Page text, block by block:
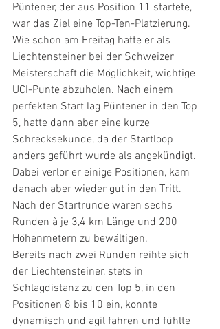
Püntener, der aus Position 11 startete,
war das Ziel eine Top-Ten-Platzierung.
Wie schon am Freitag hatte er als
Liechtensteiner bei der Schweizer
Meisterschaft die Möglichkeit, wichtige
UCI-Punte abzuholen. Nach einem
perfekten Start lag Püntener in den Top
5, hatte dann aber eine kurze
Schrecksekunde, da der Startloop
anders geführt wurde als angekündigt.
Dabei verlor er einige Positionen, kam
danach aber wieder gut in den Tritt.
Nach der Startrunde waren sechs
Runden à je 3,4 km Länge und 200
Höhenmetern zu bewältigen.
Bereits nach zwei Runden reihte sich
der Liechtensteiner, stets in
Schlagdistanz zu den Top 5, in den
Positionen 8 bis 10 ein, konnte
dynamisch und agil fahren und fühlte